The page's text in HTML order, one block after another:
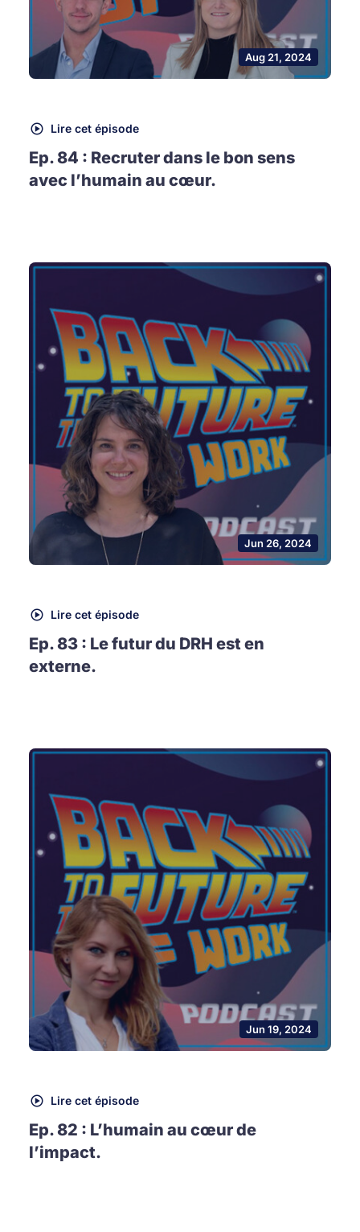
Aug 21, 2024
Lire cet épisode
Ep. 84 : Recruter dans le bon sens
avec l’humain au cœur.
Jun 26, 2024
Lire cet épisode
Ep. 83 : Le futur du DRH est en
externe.
Jun 19, 2024
Lire cet épisode
Ep. 82 : L’humain au cœur de
l’impact.